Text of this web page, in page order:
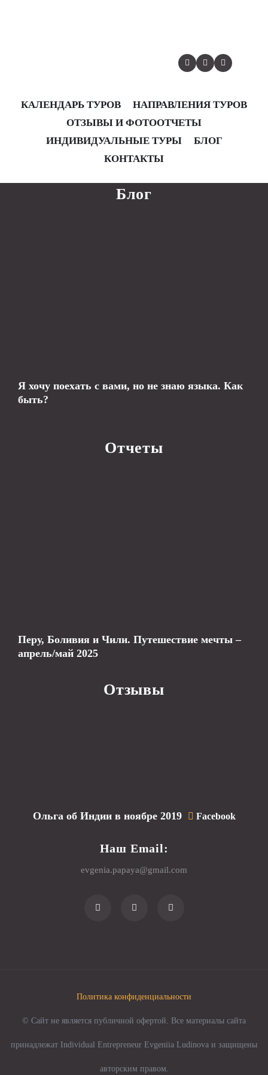
КАЛЕНДАРЬ ТУРОВ
НАПРАВЛЕНИЯ ТУРОВ
ОТЗЫВЫ И ФОТООТЧЕТЫ
ИНДИВИДУАЛЬНЫЕ ТУРЫ
БЛОГ
КОНТАКТЫ
НАПРАВЛЕНИЯ ТУРОВ
ИНДИВИДУАЛЬНЫЕ ТУРЫ БЛОГ
КОНТАКТЫ
Блог
Я хочу поехать с вами, но не знаю языка. Как
быть?
Отчеты
Перу, Боливия и Чили. Путешествие мечты –
апрель/май 2025
Отзывы
Ольга об Индии в ноябре 2019 Facebook
Наш Email:
evgenia.papaya@gmail.com
© Сайт не является публичной офертой. Все материалы сайта
принадлежат Individual Entrepreneur Evgeniia Ludinova и защищены
авторским правом.
Политика конфиденциальности